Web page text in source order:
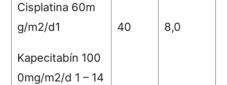
Cisplatina 60m
g/m2/d1
Kapecitabín 100
0mg/m2/d 1 – 14
40 8,0